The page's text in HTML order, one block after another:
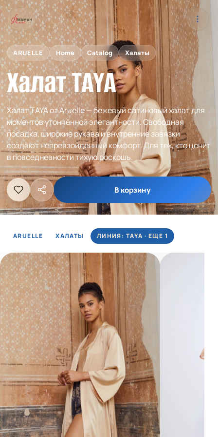
ARUELLE Home Catalog Халаты
Халат TAYA
Халат TAYA от Aruelle — бежевый сатиновый халат для
моментов утончённой элегантности. Свободная
посадка, широкие рукава и внутренние завязки
создают непревзойдённый комфорт. Для тех, кто ценит
в повседневности тихую роскошь.
В корзину
ARUELLE ХАЛАТЫ ЛИНИЯ: TAYA · ЕЩЕ 1